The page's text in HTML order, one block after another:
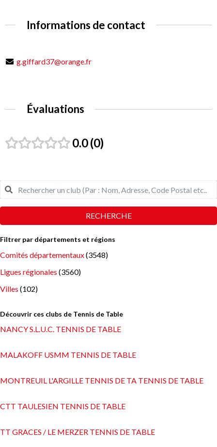
Informations de contact
g.giffard37@orange.fr
Évaluations
0.0 0
RECHERCHE
Filtrer par départements et régions
Comités départementaux(3548)
Ligues régionales (3560)
Villes (102)
Découvrir ces clubs de Tennis de Table
NANCY S.L.U.C. TENNIS DE TABLE
MALAKOFF USMM TENNIS DE TABLE
MONTREUIL L'ARGILLE TENNIS DE TA TENNIS DE TABLE
CTT TAULESIEN TENNIS DE TABLE
TT GRACES / LE MERZER TENNIS DE TABLE